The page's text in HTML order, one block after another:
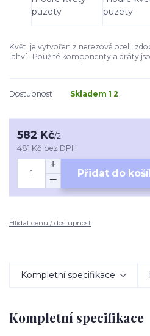
Květ je vytvořen z nerezové oceli,
lahví. Použité komponenty a dráty
Dostupnost Skladem 1 2
582 Kč/2
481 Kč bez DPH
Přidat do
Hlídat cenu / dostupnost
Kompletní specifikace
Kompletní specifikace